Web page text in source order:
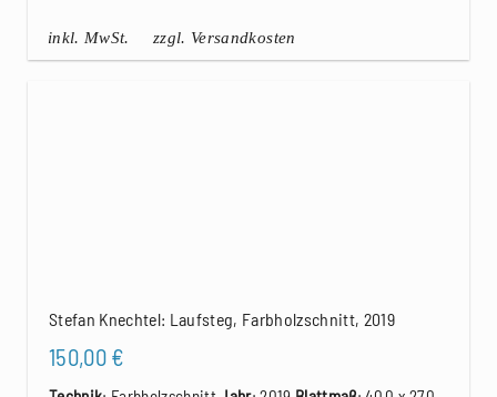
inkl. MwSt. zzgl. Versandkosten
Stefan Knechtel: Laufsteg, Farbholzschnitt, 2019
150,00 €